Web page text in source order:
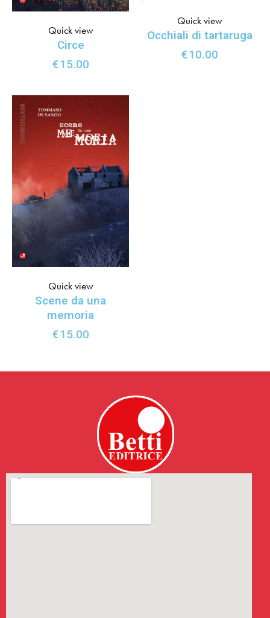
Circe
€15.00
Quick view
Occhiali di tartaruga
€10.00
Quick view
Scene da una
memoria
€15.00
Quick view